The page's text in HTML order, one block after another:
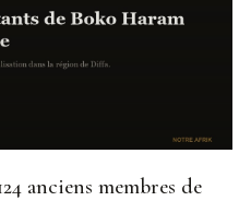
anciens membres de